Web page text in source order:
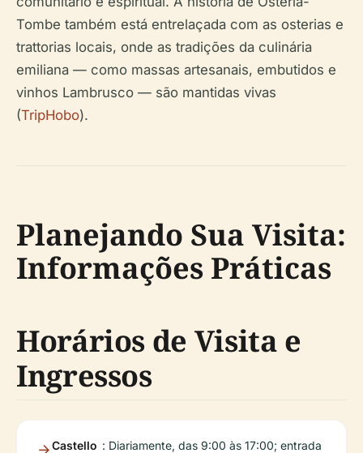
Tombe também está entrelaçada com as osterias e
trattorias locais, onde as tradições da culinária
emiliana — como massas artesanais, embutidos e
vinhos Lambrusco — são mantidas vivas
(TripHobo).
Planejando Sua Visita:
Informações Práticas
Horários de Visita e
Ingressos
Castello : Diariamente, das 9:00 às 17:00; entrada